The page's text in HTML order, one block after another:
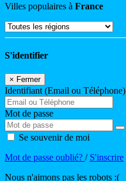
Villes populaires à France
S'identifier
× Fermer
Identifiant (Email ou Téléphone)
Mot de passe
Se souvenir de moi
Mot de passe oublié? / S'inscrire
Nous n'aimons pas les robots :(